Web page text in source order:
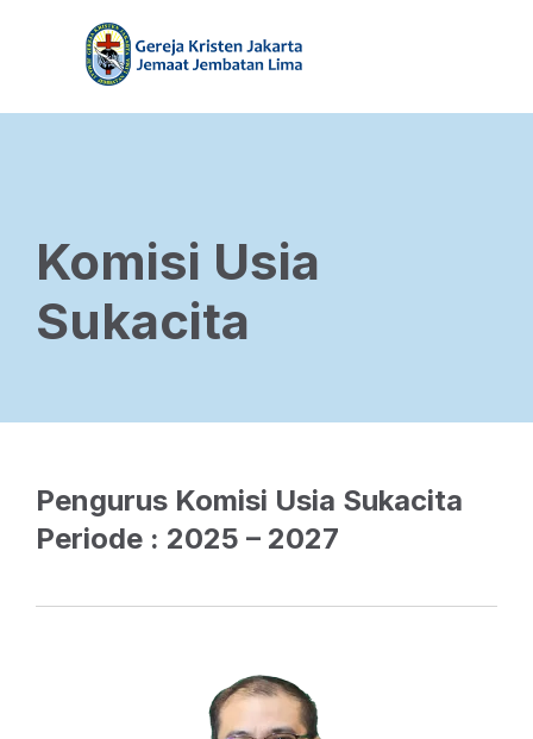
Komisi Usia
Sukacita
Pengurus Komisi Usia Sukacita
Periode : 2025 – 2027